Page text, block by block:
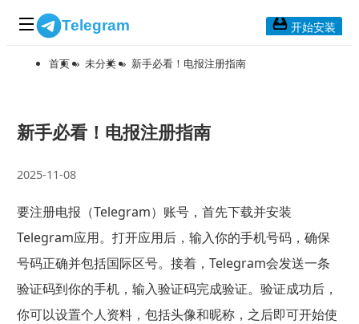
Telegram
应用下载
Telegram Mac版
Telegram安卓版
Telegram Web版
开始安装
首页 » 未分类 » 新手必看！电报注册指南
新手必看！电报注册指南
2025-11-08
要注册电报（Telegram）账号，首先下载并安装
Telegram应用。打开应用后，输入你的手机号码，确保
号码正确并包括国际区号。接着，Telegram会发送一条
验证码到你的手机，输入验证码完成验证。验证成功后，
你可以设置个人资料，包括头像和昵称，之后即可开始使